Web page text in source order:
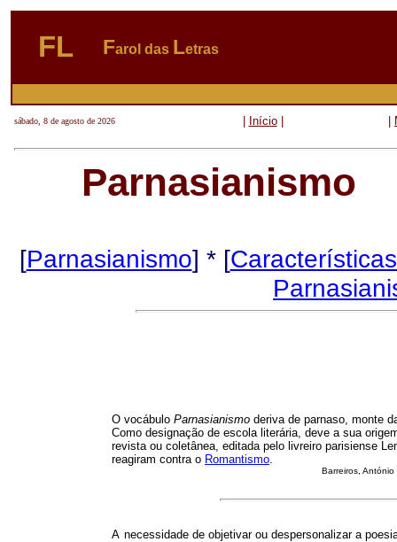
FL Farol das Letras
sábado, 8 de agosto de 2026 Início|
Parnasianismo
[Parnasianismo] * [
O vocábulo Parnasianismo deriva de parnaso, monte
Como designação de escola literária, deve a sua
revista ou coletânea, editada pelo livreiro parisiense
reagiram contra o Romantismo.
Barreiros,
A necessidade de objetivar ou despersonalizar a